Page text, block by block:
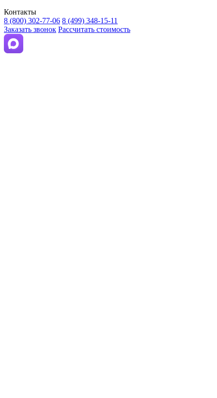
Контакты
8 (800) 302-77-06 8 (499) 348-15-11
Заказать звонок Рассчитать стоимость